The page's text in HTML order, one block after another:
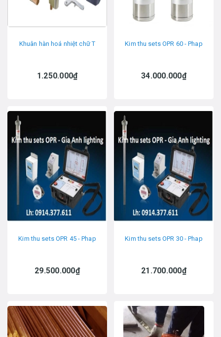
Khuân hàn hoá nhiệt chữ T
1.250.000₫
Kim thu sets OPR 60 - Phap
34.000.000₫
Kim thu sets OPR 45 - Phap
29.500.000₫
Kim thu sets OPR 30 - Phap
21.700.000₫